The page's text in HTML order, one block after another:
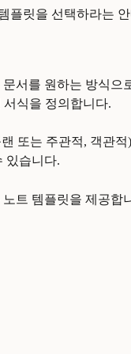
플릿을 선택하라는
서를 원하는 방식으
식을 정의합니다.
또는 주관적, 객관
있습니다.
트 템플릿을 제공합